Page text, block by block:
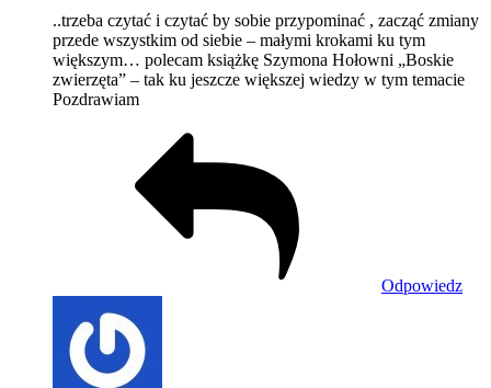
..trzeba czytać i czytać by sobie przypominać , zacząć zmiany
przede wszystkim od siebie – małymi krokami ku tym
większym… polecam książkę Szymona Hołowni „Boskie
zwierzęta” – tak ku jeszcze większej wiedzy w tym temacie
Pozdrawiam
Odpowiedz